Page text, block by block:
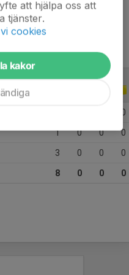
0
1 0 0 0
3 0 0 0
8 0 0 0
att hjälpa oss att
tjänster.
cookies
kakor